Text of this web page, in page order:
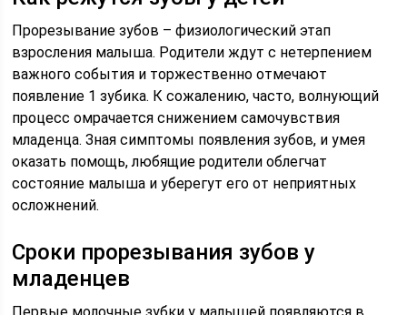
Прорезывание зубов – физиологический этап
взросления малыша. Родители ждут с нетерпением
важного события и торжественно отмечают
появление 1 зубика. К сожалению, часто, волнующий
процесс омрачается снижением самочувствия
младенца. Зная симптомы появления зубов, и умея
оказать помощь, любящие родители облегчат
состояние малыша и уберегут его от неприятных
осложнений.
Сроки прорезывания зубов у
младенцев